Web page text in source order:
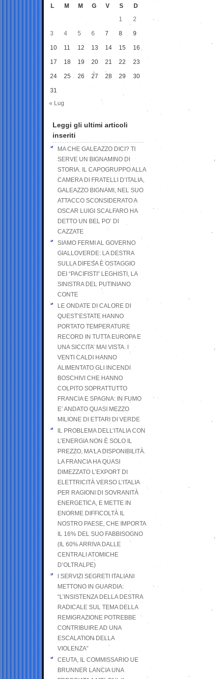
L M M G V S
D
1
2
3 4 5 6 7 8 9
10 11 12 13 14 15 16
17 18 19 20 21 22 23
24 25 26 27 28 29 30
31
« Lug
Leggi gli ultimi articoli
inseriti
MA CHE GALEAZZO DICI? TI
SERVE UN BIGNAMINO DI
STORIA. IL CAPOGRUPPO ALLA
CAMERA DI FRATELLI D’ITALIA,
GALEAZZO BIGNAMI, NEL SUO
ATTACCO SCONSIDERATO A
OSCAR LUIGI SCALFARO HA
DETTO UN BEL PO’ DI
CAZZATE
SIAMO FERMI AL GOVERNO
GIALLOVERDE: LA DESTRA
SULLA DIFESA È OSTAGGIO
DEI “PACIFISTI” LEGHISTI, LA
SINISTRA DEL PUTINIANO
CONTE
LE ONDATE DI CALORE DI
QUEST’ESTATE HANNO
PORTATO TEMPERATURE
RECORD IN TUTTA EUROPA E
UNA SICCITA’ MAI VISTA. I
VENTI CALDI HANNO
ALIMENTATO GLI INCENDI
BOSCHIVI CHE HANNO
COLPITO SOPRATTUTTO
FRANCIA E SPAGNA: IN FUMO
E’ ANDATO QUASI MEZZO
MILIONE DI ETTARI DI VERDE
IL PROBLEMA DELL’ITALIA CON
L’ENERGIA NON È SOLO IL
PREZZO, MA LA DISPONIBILITÀ.
LA FRANCIA HA QUASI
DIMEZZATO L’EXPORT DI
ELETTRICITÀ VERSO L’ITALIA
PER RAGIONI DI SOVRANITÀ
ENERGETICA, E METTE IN
ENORME DIFFICOLTÀ IL
NOSTRO PAESE, CHE IMPORTA
IL 16% DEL SUO FABBISOGNO
(IL 60% ARRIVA DALLE
CENTRALI ATOMICHE
D’OLTRALPE)
I SERVIZI SEGRETI ITALIANI
METTONO IN GUARDIA:
“L’INSISTENZA DELLA DESTRA
RADICALE SUL TEMA DELLA
REMIGRAZIONE POTREBBE
CONTRIBUIRE AD UNA
ESCALATION DELLA
VIOLENZA”
CEUTA, IL COMMISSARIO UE
BRUNNER LANCIA UNA